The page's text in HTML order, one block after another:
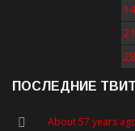
14
21
28
ПОСЛЕДНИЕ
About 57 years